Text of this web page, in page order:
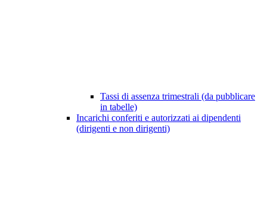
Tassi di assenza trimestrali (da pubblicare
in tabelle)
Incarichi conferiti e autorizzati ai dipendenti
(dirigenti e non dirigenti)